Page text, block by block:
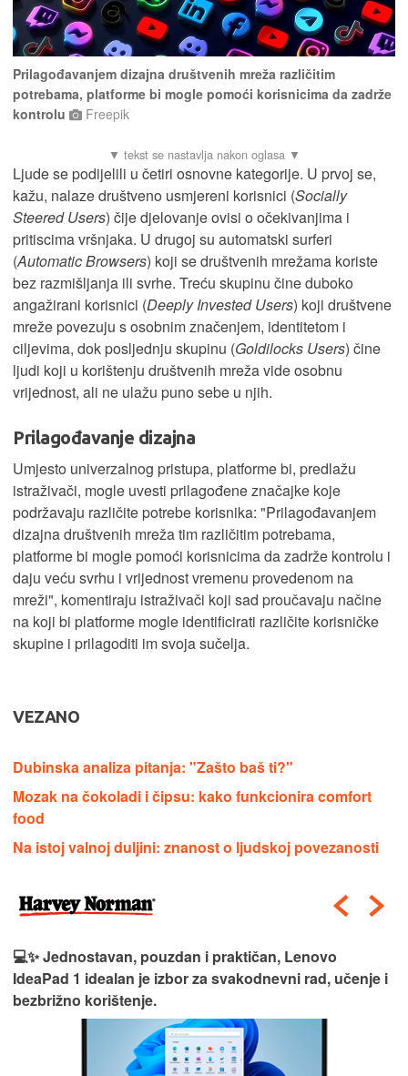
Prilagođavanjem dizajna društvenih mreža različitim
potrebama, platforme bi mogle pomoći korisnicima da zadrže
kontrolu
Freepik
Ljude se podijelili u četiri osnovne kategorije. U prvoj se,
kažu, nalaze društveno usmjereni korisnici (Socially
Steered Users) čije djelovanje ovisi o očekivanjima i
pritiscima vršnjaka. U drugoj su automatski surferi
(Automatic Browsers) koji se društvenih mrežama koriste
bez razmišljanja ili svrhe. Treću skupinu čine duboko
angažirani korisnici (Deeply Invested Users) koji društvene
mreže povezuju s osobnim značenjem, identitetom i
ciljevima, dok posljednju skupinu (Goldilocks Users) čine
ljudi koji u korištenju društvenih mreža vide osobnu
vrijednost, ali ne ulažu puno sebe u njih.
Prilagođavanje dizajna
Umjesto univerzalnog pristupa, platforme bi, predlažu
istraživači, mogle uvesti prilagođene značajke koje
podržavaju različite potrebe korisnika: "Prilagođavanjem
dizajna društvenih mreža tim različitim potrebama,
platforme bi mogle pomoći korisnicima da zadrže kontrolu i
daju veću svrhu i vrijednost vremenu provedenom na
mreži", komentiraju istraživači koji sad proučavaju načine
na koji bi platforme mogle identificirati različite korisničke
skupine i prilagoditi im svoja sučelja.
VEZANO
Dubinska analiza pitanja: "Zašto baš ti?"
Mozak na čokoladi i čipsu: kako funkcionira comfort
food
Na istoj valnoj duljini: znanost o ljudskoj povezanosti
💻✨ Jednostavan, pouzdan i praktičan, Lenovo
IdeaPad 1 idealan je izbor za svakodnevni rad, učenje i
bezbrižno korištenje.